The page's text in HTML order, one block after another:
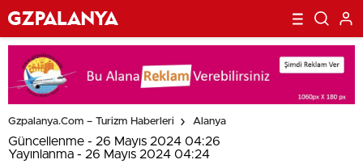
Gzpalanya.com – Turizm Haberleri Alanya
Güncellenme - 26 Mayıs 2024 04:26
Yayınlanma - 26 Mayıs 2024 04:24